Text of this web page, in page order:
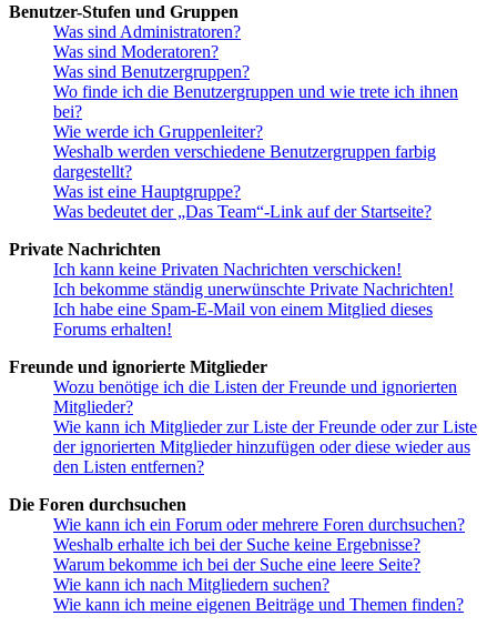
Benutzer-Stufen und Gruppen
Was sind Administratoren?
Was sind Moderatoren?
Was sind Benutzergruppen?
Wo finde ich die Benutzergruppen und wie trete ich ihnen
bei?
Wie werde ich Gruppenleiter?
Weshalb werden verschiedene Benutzergruppen farbig
dargestellt?
Was ist eine Hauptgruppe?
Was bedeutet der „Das Team“-Link auf der Startseite?
Private Nachrichten
Ich kann keine Privaten Nachrichten verschicken!
Ich bekomme ständig unerwünschte Private Nachrichten!
Ich habe eine Spam-E-Mail von einem Mitglied dieses
Forums erhalten!
Freunde und ignorierte Mitglieder
Wozu benötige ich die Listen der Freunde und ignorierten
Mitglieder?
Wie kann ich Mitglieder zur Liste der Freunde oder zur Liste
der ignorierten Mitglieder hinzufügen oder diese wieder aus
den Listen entfernen?
Die Foren durchsuchen
Wie kann ich ein Forum oder mehrere Foren durchsuchen?
Weshalb erhalte ich bei der Suche keine Ergebnisse?
Warum bekomme ich bei der Suche eine leere Seite?
Wie kann ich nach Mitgliedern suchen?
Wie kann ich meine eigenen Beiträge und Themen finden?